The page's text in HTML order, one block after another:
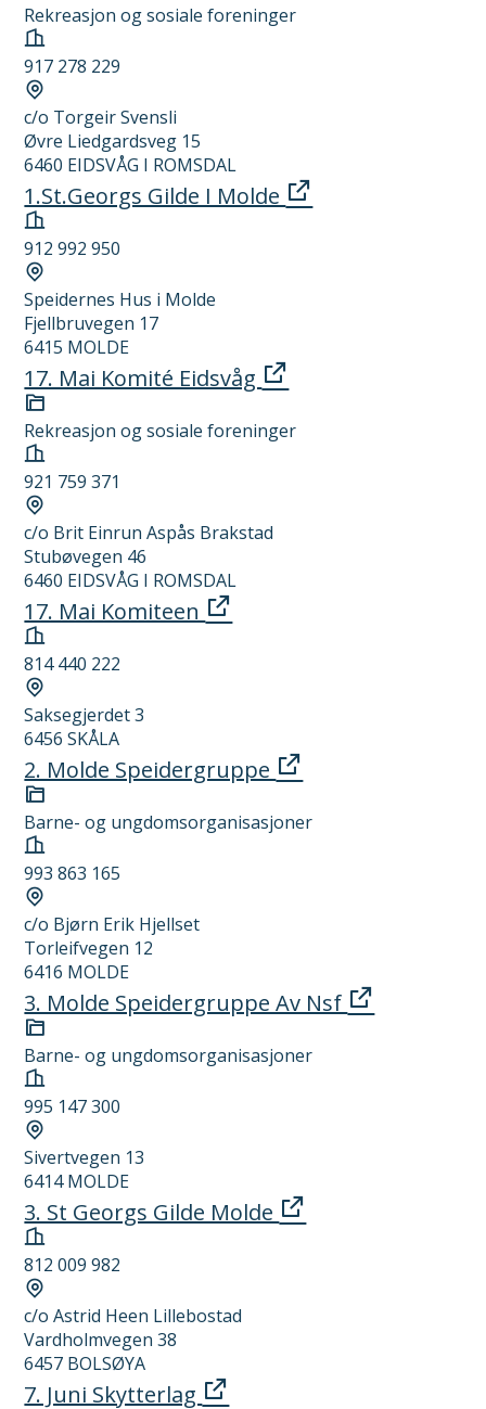
Rekreasjon og sosiale foreninger
917 278 229
c/o Torgeir Svensli
Øvre Liedgardsveg 15
6460 EIDSVÅG I ROMSDAL
1.St.Georgs Gilde I Molde
912 992 950
Speidernes Hus i Molde
Fjellbruvegen 17
6415 MOLDE
17. Mai Komité Eidsvåg
Rekreasjon og sosiale foreninger
921 759 371
c/o Brit Einrun Aspås Brakstad
Stubøvegen 46
6460 EIDSVÅG I ROMSDAL
17. Mai Komiteen
814 440 222
Saksegjerdet 3
6456 SKÅLA
2. Molde Speidergruppe
Barne- og ungdomsorganisasjoner
993 863 165
c/o Bjørn Erik Hjellset
Torleifvegen 12
6416 MOLDE
3. Molde Speidergruppe Av Nsf
Barne- og ungdomsorganisasjoner
995 147 300
Sivertvegen 13
6414 MOLDE
3. St Georgs Gilde Molde
812 009 982
c/o Astrid Heen Lillebostad
Vardholmvegen 38
6457 BOLSØYA
7. Juni Skytterlag